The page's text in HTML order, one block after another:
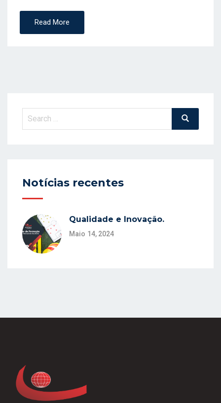
Read More
Search
Search
Notícias recentes
Qualidade e Inovação.
Maio 14, 2024